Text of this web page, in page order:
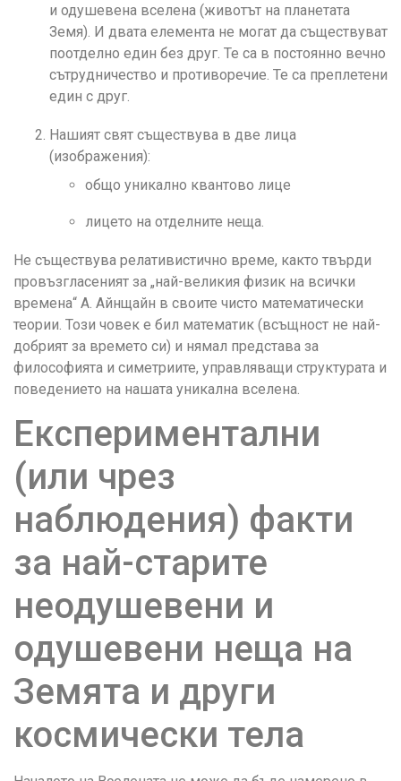
и одушевена вселена (животът на планетата
Земя). И двата елемента не могат да съществуват
поотделно един без друг. Те са в постоянно вечно
сътрудничество и противоречие. Те са преплетени
един с друг.
Нашият свят съществува в две лица
(изображения):
общо уникално квантово лице
лицето на отделните неща.
Не съществува релативистично време, както твърди
провъзгласеният за „най-великия физик на всички
времена“ А. Айнщайн в своите чисто математически
теории. Този човек е бил математик (всъщност не най-
добрият за времето си) и нямал представа за
философията и симетриите, управляващи структурата и
поведението на нашата уникална вселена.
Експериментални
(или чрез
наблюдения) факти
за най-старите
неодушевени и
одушевени неща на
Земята и други
космически тела